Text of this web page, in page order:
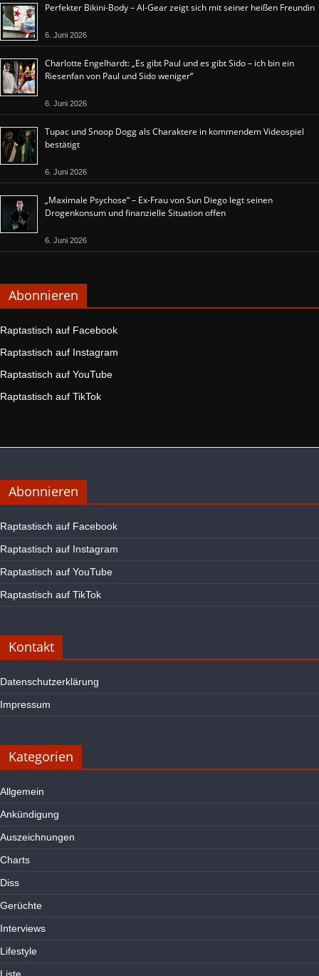
Perfekter Bikini-Body – Al-Gear zeigt sich mit seiner heißen Freundin
6. Juni 2026
Charlotte Engelhardt: „Es gibt Paul und es gibt Sido – ich bin ein
Riesenfan von Paul und Sido weniger“
6. Juni 2026
Tupac und Snoop Dogg als Charaktere in kommendem Videospiel
bestätigt
6. Juni 2026
„Maximale Psychose“ – Ex-Frau von Sun Diego legt seinen
Drogenkonsum und finanzielle Situation offen
6. Juni 2026
Abonnieren
Raptastisch auf Facebook
Raptastisch auf Instagram
Raptastisch auf YouTube
Raptastisch auf TikTok
Abonnieren
Raptastisch auf Facebook
Raptastisch auf Instagram
Raptastisch auf YouTube
Raptastisch auf TikTok
Kontakt
Datenschutzerklärung
Impressum
Kategorien
Allgemein
Ankündigung
Auszeichnungen
Charts
Diss
Gerüchte
Interviews
Lifestyle
Liste